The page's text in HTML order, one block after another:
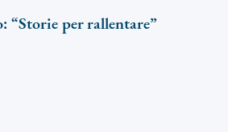
“Storie per rallentare”